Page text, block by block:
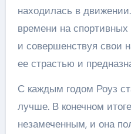
находилась в
времени на
и совершенствуя свои
ее страстью и
С каждым годом Роуз
лучше. В конечном
незамеченным, и она